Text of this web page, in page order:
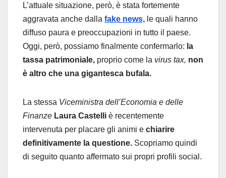
L’attuale situazione, però, è stata fortemente
aggravata anche dalla fake news, le quali hanno
diffuso paura e preoccupazioni in tutto il paese.
Oggi, però, possiamo finalmente confermarlo: la
tassa patrimoniale, proprio come la virus tax, non
è altro che una gigantesca bufala.
La stessa Viceministra dell’Economia e delle
Finanze Laura Castelli è recentemente
intervenuta per placare gli animi e chiarire
definitivamente la questione. Scopriamo quindi
di seguito quanto affermato sui propri profili social.